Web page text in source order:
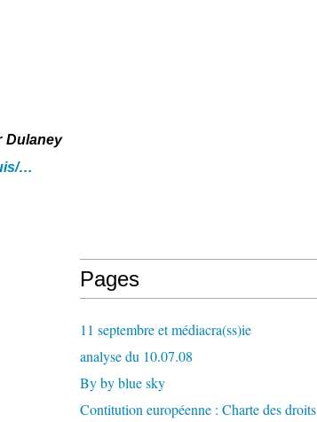
Dulaney
…
Pages
11 septembre et médiacra(ss)ie
analyse du 10.07.08
By by blue sky
Contitution européenne : Charte des droits